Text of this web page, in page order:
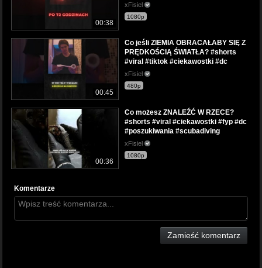
00:38
xFisiel
1080p
00:45
Co jeśli ZIEMIA OBRACAŁABY SIĘ Z
PRĘDKOŚCIĄ ŚWIATŁA? #shorts
#viral #tiktok #ciekawostki #dc
xFisiel
480p
00:36
Co możesz ZNALEŹĆ W RZECE?
#shorts #viral #ciekawostki #fyp #dc
#poszukiwania #scubadiving
xFisiel
1080p
Komentarze
Zamieść komentarz